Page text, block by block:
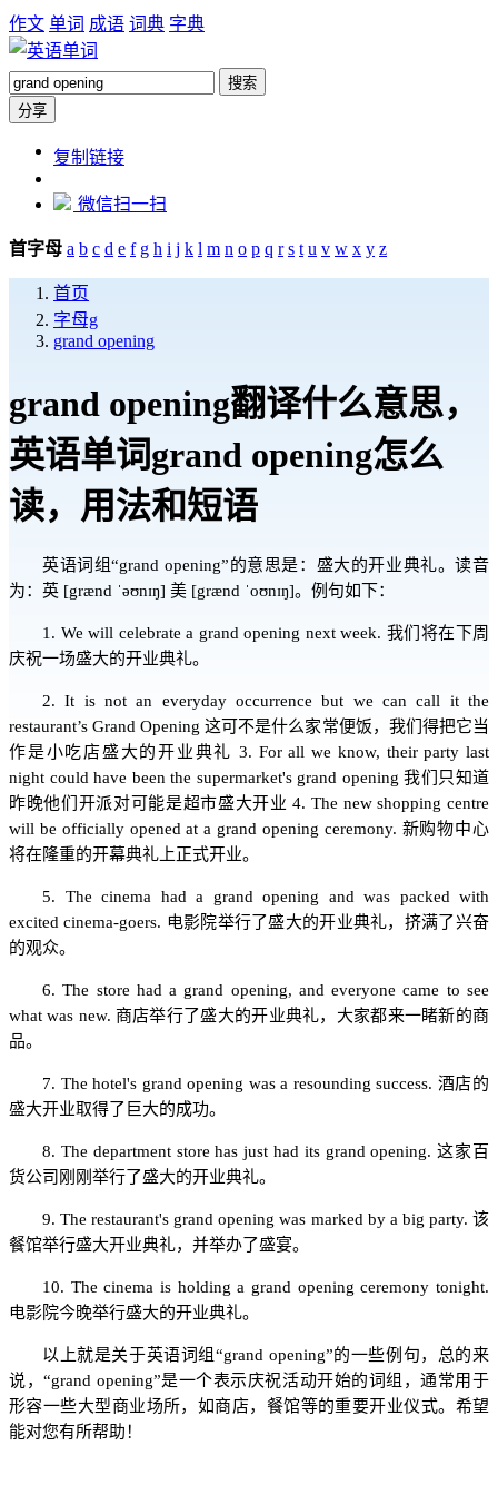
作文 单词 成语 词典 字典
搜索
分享
https://dict.zw6.cn/word/grand-
opening
复制链接
微信扫一扫
首字母 a b c d e f g h i j k l m n o p q r s t u v w x y z
首页
字母g
grand opening
grand opening翻译什么意思，
英语单词grand opening怎么
读，用法和短语
英语词组“grand opening”的意思是：盛大的开业典礼。读音
为：英 [grænd ˈəʊnɪŋ] 美 [grænd ˈoʊnɪŋ]。例句如下：
1. We will celebrate a grand opening next week. 我们将在下周
庆祝一场盛大的开业典礼。
2. It is not an everyday occurrence but we can call it the
restaurant’s Grand Opening 这可不是什么家常便饭，我们得把它当
作是小吃店盛大的开业典礼 3. For all we know, their party last
night could have been the supermarket's grand opening 我们只知道
昨晚他们开派对可能是超市盛大开业 4. The new shopping centre
will be officially opened at a grand opening ceremony. 新购物中心
将在隆重的开幕典礼上正式开业。
5. The cinema had a grand opening and was packed with
excited cinema-goers. 电影院举行了盛大的开业典礼，挤满了兴奋
的观众。
6. The store had a grand opening, and everyone came to see
what was new. 商店举行了盛大的开业典礼，大家都来一睹新的商
品。
7. The hotel's grand opening was a resounding success. 酒店的
盛大开业取得了巨大的成功。
8. The department store has just had its grand opening. 这家百
货公司刚刚举行了盛大的开业典礼。
9. The restaurant's grand opening was marked by a big party. 该
餐馆举行盛大开业典礼，并举办了盛宴。
10. The cinema is holding a grand opening ceremony tonight.
电影院今晚举行盛大的开业典礼。
以上就是关于英语词组“grand opening”的一些例句，总的来
说，“grand opening”是一个表示庆祝活动开始的词组，通常用于
形容一些大型商业场所，如商店，餐馆等的重要开业仪式。希望
能对您有所帮助！